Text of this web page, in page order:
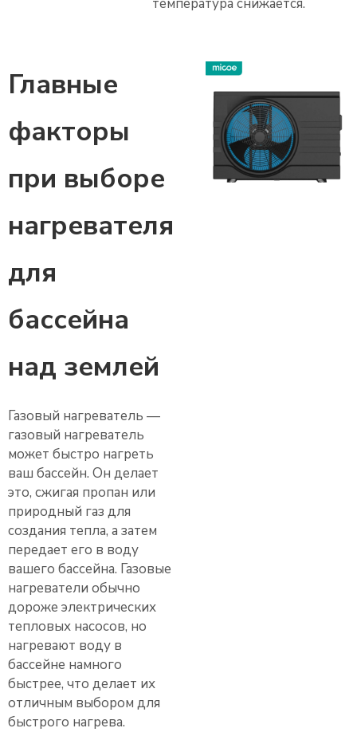
Главные
факторы
при выборе
нагревателя
для
бассейна
над землей
Газовый нагреватель —
газовый нагреватель
может быстро нагреть
ваш бассейн. Он делает
это, сжигая пропан или
природный газ для
создания тепла, а затем
передает его в воду
вашего бассейна. Газовые
нагреватели обычно
дороже электрических
тепловых насосов, но
нагревают воду в
бассейне намного
быстрее, что делает их
отличным выбором для
быстрого нагрева.